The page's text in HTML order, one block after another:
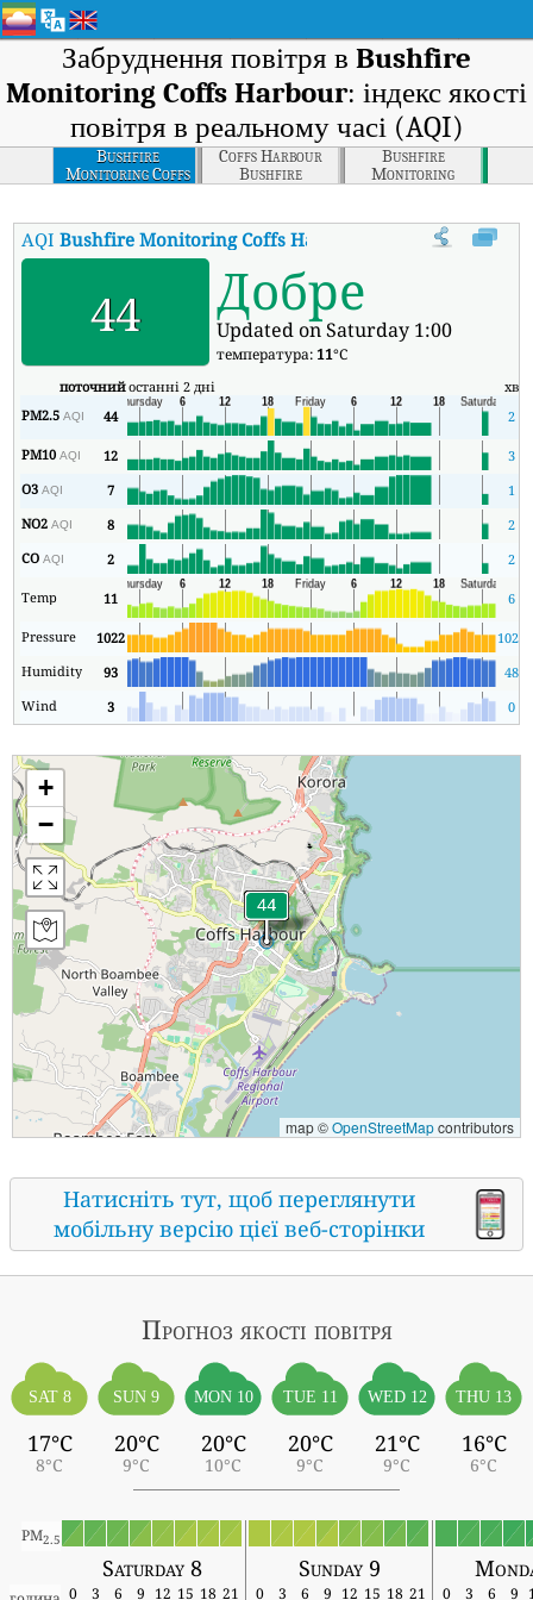
Забруднення повітря в Bushfire
Monitoring Coffs Harbour: індекс якості
повітря в реальному часі (AQI)
Bushfire
Monitoring Coffs
Harbour
Coffs Harbour
Bushfire
Emergency - Coffs
Bushfire
Monitoring
Grafton
AQIBushfire Monitoring Coffs Harbour Індекс якості
44 Добре
Updated on Saturday 1:00
температура: 11°C
поточнийостанні 2 дні хв
PM2.5AQI 44 2
PM10AQI 12
3
O3AQI 7
1
NO2AQI 8
2
COAQI 2 2
Temp 11 6
Pressure 1022 1020
Humidity
93
48
Wind
3 0
+
−
map ©OpenStreetMapcontributors
Натисніть тут, щоб переглянути
мобільну версію цієї веб-сторінки
Прогноз якості повітря
SAT 8
17°C
8°C
SUN 9
20°C
9°C
MON 10
20°C
10°C
TUE 11
20°C
9°C
WED 12
21°C
9°C
THU 13
16°C
6°C
PM2.5
Saturday 8 Sunday 9
0 3 6 9 12 15 18 21 0 3 6 9 12 15 18 21 0 3 6 9